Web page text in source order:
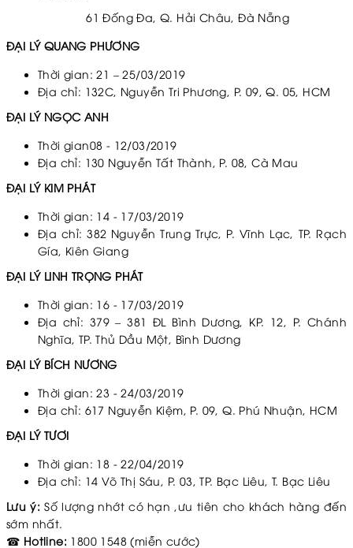
61 Đống Đa, Q. Hải Châu, Đà Nẵng
ĐẠI LÝ QUANG PHƯƠNG
Thời gian: 21 – 25/03/2019
Địa chỉ: 132C, Nguyễn Tri Phương, P. 09, Q. 05, HCM
ĐẠI LÝ NGỌC ANH
Thời gian08 - 12/03/2019
Địa chỉ: 130 Nguyễn Tất Thành, P. 08, Cà Mau
ĐẠI LÝ KIM PHÁT
Thời gian: 14 - 17/03/2019
Địa chỉ: 382 Nguyễn Trung Trực, P. Vĩnh Lạc, TP. Rạch
Gía, Kiên Giang
ĐẠI LÝ LINH TRỌNG PHÁT
Thời gian: 16 - 17/03/2019
Địa chỉ: 379 – 381 ĐL Bình Dương, KP. 12, P. Chánh
Nghĩa, TP. Thủ Dầu Một, Bình Dương
ĐẠI LÝ BÍCH NƯƠNG
Thời gian: 23 - 24/03/2019
Địa chỉ: 617 Nguyễn Kiệm, P. 09, Q. Phú Nhuận, HCM
ĐẠI LÝ TƯƠI
Thời gian: 18 - 22/04/2019
Địa chỉ: 14 Võ Thị Sáu, P. 03, TP. Bạc Liêu, T. Bạc Liêu
Lưu ý: Số lượng nhớt có hạn ,ưu tiên cho khách hàng đến
sớm nhất.
☎ Hotline: 1800 1548 (miễn cước)